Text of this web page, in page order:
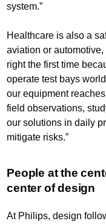
system.”
Healthcare is also a
aviation or automotive,
right the first time
operate test bays
our equipment
field observations,
our solutions in daily
mitigate risks.”
People at the
center of design
At Philips, design